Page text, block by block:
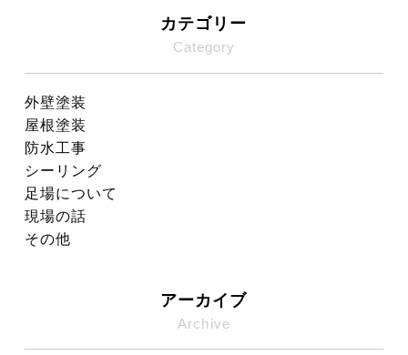
カテゴリー
Category
外壁塗装
屋根塗装
防水工事
シーリング
足場について
現場の話
その他
アーカイブ
Archive